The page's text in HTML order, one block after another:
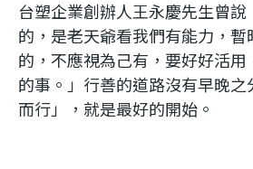
台塑企業創辦人王永慶先生曾
的，是老天爺看我們有能力，
的，不應視為己有，要好好活
的事。」行善的道路沒有早晚
而行」，就是最好的開始。